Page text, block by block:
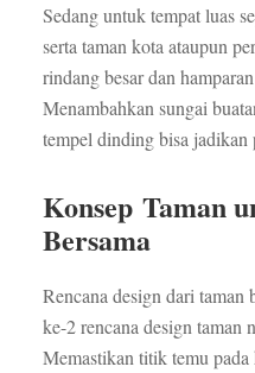
Sedang untuk tempat luas
serta taman kota ataupun
rindang besar dan
Menambahkan sungai
tempel dinding bisa jadikan
Konsep Taman
Bersama
Rencana design dari taman
ke-2 rencana design taman
Memastikan titik temu